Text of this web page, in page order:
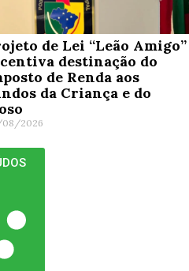
de Lei “Leão Amigo”
destinação do
de Renda aos
da Criança e do
2026